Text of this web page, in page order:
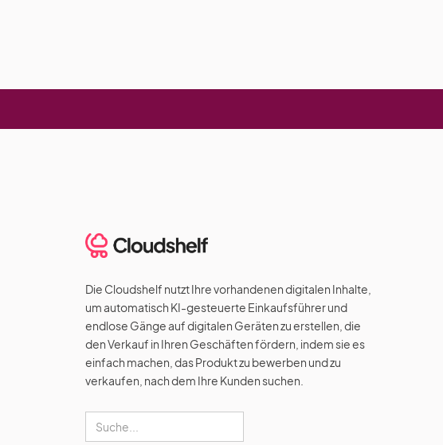
Die Cloudshelf nutzt Ihre vorhandenen digitalen Inhalte,
um automatisch KI-gesteuerte Einkaufsführer und
endlose Gänge auf digitalen Geräten zu erstellen, die
den Verkauf in Ihren Geschäften fördern, indem sie es
einfach machen, das Produkt zu bewerben und zu
verkaufen, nach dem Ihre Kunden suchen.